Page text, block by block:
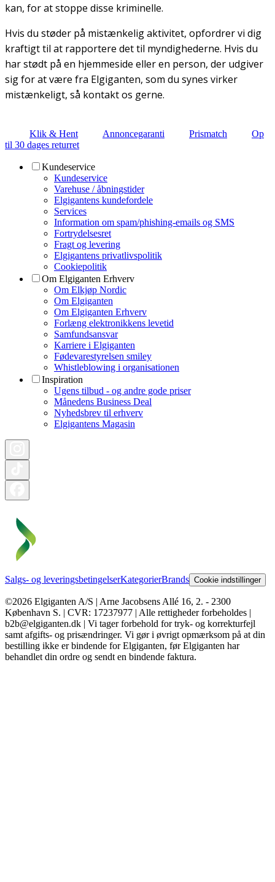
kan, for at stoppe disse kriminelle.
Hvis du støder på mistænkelig aktivitet, opfordrer vi dig
kraftigt til at rapportere det til myndighederne. Hvis du
har stødt på en hjemmeside eller en person, der udgiver
sig for at være fra Elgiganten, som du synes virker
mistænkeligt, så kontakt os gerne.
Klik & Hent Annoncegaranti Prismatch
Op
til 30 dages returret
Kundeservice
Kundeservice
Varehuse / åbningstider
Elgigantens kundefordele
Services
Information om spam/phishing-emails og SMS
Fortrydelsesret
Fragt og levering
Elgigantens privatlivspolitik
Cookiepolitik
Om Elgiganten Erhverv
Om Elkjøp Nordic
Om Elgiganten
Om Elgiganten Erhverv
Forlæng elektronikkens levetid
Samfundsansvar
Karriere i Elgiganten
Fødevarestyrelsen smiley
Whistleblowing i organisationen
Inspiration
Ugens tilbud - og andre gode priser
Månedens Business Deal
Nyhedsbrev til erhverv
Elgigantens Magasin
Salgs- og leveringsbetingelserKategorierBrands Cookie indstillinger
©2026 Elgiganten A/S | Arne Jacobsens Allé 16, 2. - 2300
København S. | CVR: 17237977 | Alle rettigheder forbeholdes |
b2b@elgiganten.dk | Vi tager forbehold for tryk- og korrekturfejl
samt afgifts- og prisændringer. Vi gør i øvrigt opmærksom på at din
bestilling ikke er bindende for Elgiganten, før Elgiganten har
behandlet din ordre og sendt en bindende faktura.